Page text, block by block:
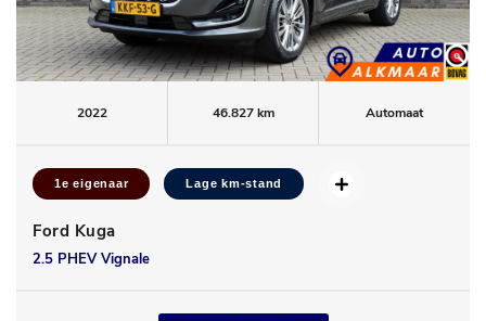
2022 46.827 km Automaat
1e eigenaar Lage km-stand
Ford Kuga
2.5 PHEV Vignale